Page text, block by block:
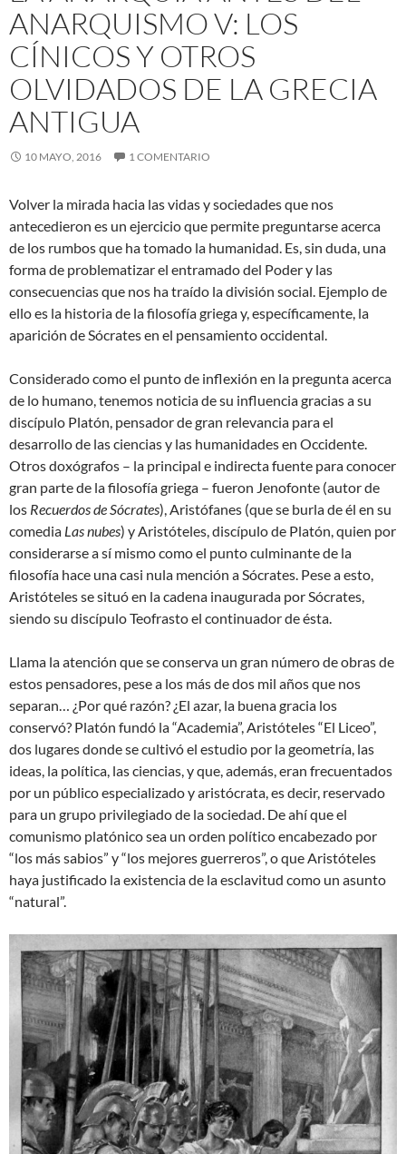
ANARQUISMO V: LOS
CÍNICOS Y OTROS
OLVIDADOS DE LA GRECIA
ANTIGUA
10 MAYO, 2016 1 COMENTARIO
Volver la mirada hacia las vidas y sociedades que nos
antecedieron es un ejercicio que permite preguntarse acerca
de los rumbos que ha tomado la humanidad. Es, sin duda, una
forma de problematizar el entramado del Poder y las
consecuencias que nos ha traído la división social. Ejemplo de
ello es la historia de la filosofía griega y, específicamente, la
aparición de Sócrates en el pensamientooccidental.
Considerado como el punto de inflexión en la pregunta acerca
de lo humano, tenemos noticia de su influencia gracias a su
discípulo Platón, pensador de gran relevancia para el
desarrollo de las ciencias y las humanidades en Occidente.
Otros doxógrafos – la principal e indirecta fuente para conocer
gran parte de la filosofía griega – fueron Jenofonte (autor de
los Recuerdos de Sócrates), Aristófanes (que se burla de él en su
comedia Las nubes) y Aristóteles, discípulo de Platón, quien por
considerarse a sí mismo como el punto culminante de la
filosofía hace una casi nula mención a Sócrates. Pese a esto,
Aristóteles se situó en la cadena inaugurada por Sócrates,
siendo su discípulo Teofrasto el continuador de ésta.
Llama la atención que se conserva un gran número de obras de
estos pensadores, pese a los más de dos mil años que nos
separan… ¿Por qué razón? ¿El azar, la buena gracia los
conservó? Platón fundó la “Academia”, Aristóteles “El Liceo”,
dos lugares donde se cultivó el estudio por la geometría, las
ideas, la política, las ciencias, y que, además, eran frecuentados
por un público especializado y aristócrata, es decir, reservado
para un grupo privilegiado de la sociedad. De ahí que el
comunismo platónico sea un orden político encabezado por
“los más sabios” y “los mejores guerreros”, o que Aristóteles
haya justificado la existencia de la esclavitud como un asunto
“natural”.